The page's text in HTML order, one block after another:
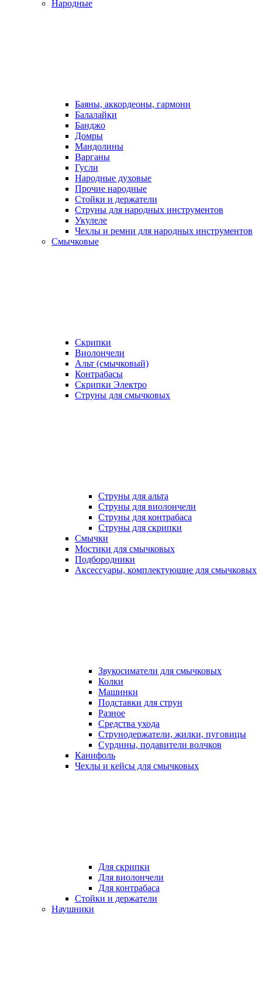
Народные
Баяны, аккордеоны, гармони
Балалайки
Банджо
Домры
Мандолины
Варганы
Гусли
Народные духовые
Прочие народные
Стойки и держатели
Струны для народных инструментов
Укулеле
Чехлы и ремни для народных инструментов
Смычковые
Скрипки
Виолончели
Альт (смычковый)
Контрабасы
Скрипки Электро
Струны для смычковых
Струны для альта
Струны для виолончели
Струны для контрабаса
Струны для скрипки
Смычки
Мостики для смычковых
Подбородники
Аксеcсуары, комплектующие для смычковых
Звукосиматели для смычковых
Колки
Машинки
Подставки для струн
Разное
Средства ухода
Струнодержатели, жилки, пуговицы
Сурдины, подавители волчков
Канифоль
Чехлы и кейсы для смычковых
Для скрипки
Для виолончели
Для контрабаса
Стойки и держатели
Наушники